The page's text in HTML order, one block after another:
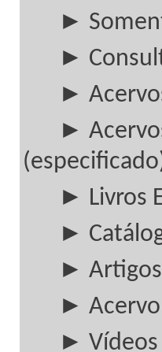
►
►
►
►
► Livros
►
► Artigos
► Acervo
► Vídeos